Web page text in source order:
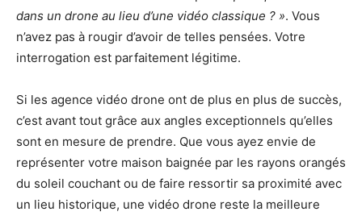
dans un drone au lieu d’une vidéo classique ? ». Vous
n’avez pas à rougir d’avoir de telles pensées. Votre
interrogation est parfaitement légitime.
Si les agence vidéo drone ont de plus en plus de succès,
c’est avant tout grâce aux angles exceptionnels qu’elles
sont en mesure de prendre. Que vous ayez envie de
représenter votre maison baignée par les rayons orangés
du soleil couchant ou de faire ressortir sa proximité avec
un lieu historique, une vidéo drone reste la meilleure